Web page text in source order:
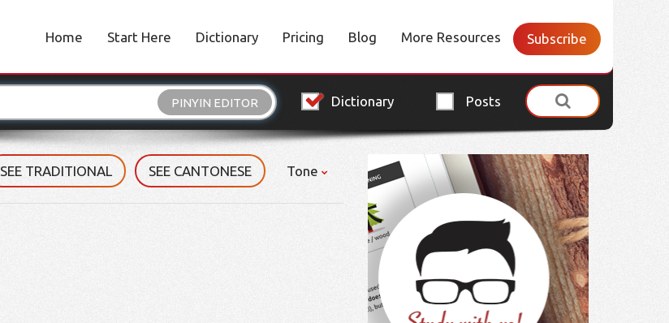
Home Start Here Dictionary Pricing Blog More Resources Subscribe
PINYIN EDITOR Dictionary Posts
SEE TRADITIONAL SEE CANTONESE Tone